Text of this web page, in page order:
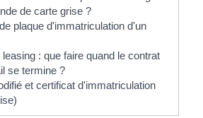
de carte grise ?
plaque d'immatriculation d'un
: que faire quand le contrat
se termine ?
et certificat d'immatriculation